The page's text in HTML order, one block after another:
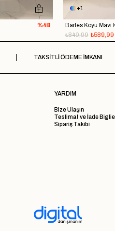
%48
1
Barles Koyu Mavi
₺589,99
₺849,99
TAKSİTLİ ÖDEME İMKANI
YARDIM
Bize Ulaşın
Teslimat ve İade
Sipariş Takibi